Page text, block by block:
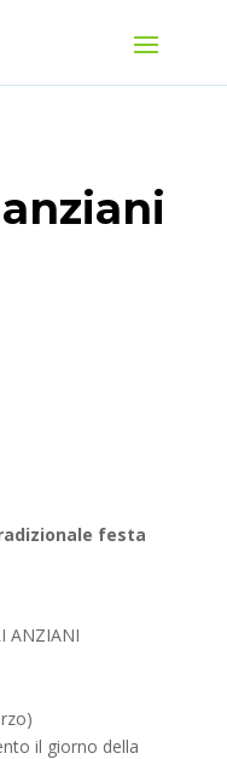
festa
ANZIANI
il giorno della